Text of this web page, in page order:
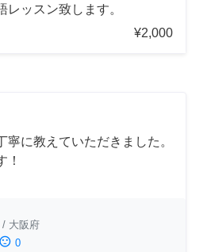
ッスン致します。
¥2,000
寧に教えていただきました。
！
/ 大阪府
sentiment_dissatisfied 0